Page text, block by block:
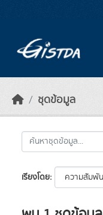
ชุดข้อมูล
เรียงโดย